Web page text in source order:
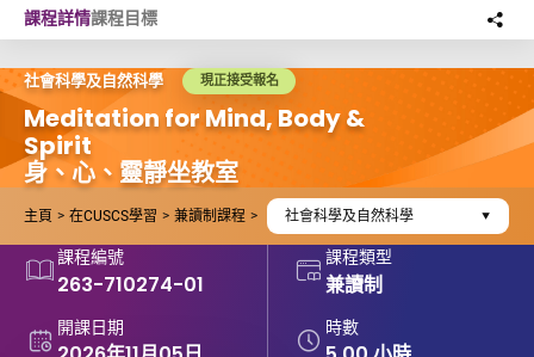
Skip to main content
社會科學及自然科學 現正接受報名
Meditation for Mind, Body &
Spirit
身、心、靈靜坐教室
主頁 在CUSCS學習 兼讀制課程 社會科學及自然科學
課程編號
263-710274-01
課程類型
兼讀制
開課日期 時數
課程詳情課程目標